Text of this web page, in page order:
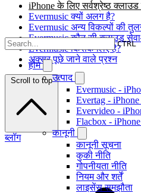
CTRL
होम
उत्पाद
Evermusic -
Evertag -
Evervideo -
Flacbox -
कानूनी
कानूनी सूचना
कुकी नीति
गोपनीयता नीति
नियम और शर्तें
लाइसेंस समझौता
iPhone के लिए सर्वश्रेष्ठ
Evermusic क्यों अलग है?
Evermusic अन्य विकल्पों की
Evermusic कौन सी क्लाउड
Evermusic किसके लिए है?
अक्सर पूछे जाने वाले प्रश्न
Scroll to top
ब्लॉग